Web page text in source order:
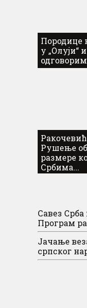
Породице
у „Олуји“
Рушење
размере
Србима...
Савез Срба
Програм
Јачање
српског